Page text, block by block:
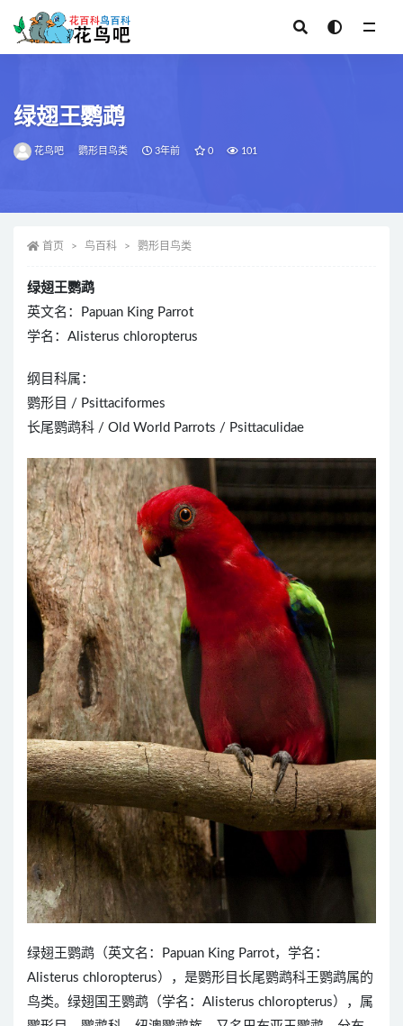
绿翅王鹦鹉
花鸟吧 鹦形目鸟类 3年前 0 101
首页 鸟百科 鹦形目鸟类
绿翅王鹦鹉
英文名：Papuan King Parrot
学名：Alisterus chloropterus
纲目科属：
鹦形目 / Psittaciformes
长尾鹦鹉科 / Old World Parrots / Psittaculidae
绿翅王鹦鹉（英文名：Papuan King Parrot，学名：
Alisterus chloropterus），是鹦形目长尾鹦鹉科王鹦鹉属的
鸟类。绿翅国王鹦鹉（学名：Alisterus chloropterus），属